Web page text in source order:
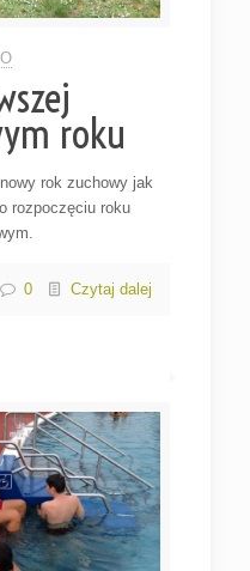
roku
rok zuchowy jak
rozpoczęciu roku
0 Czytaj dalej